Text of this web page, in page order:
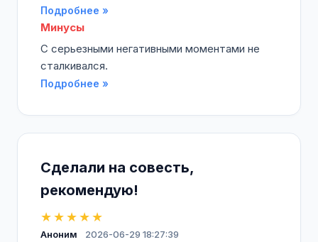
Подробнее »
Минусы
С серьезными негативными моментами не
сталкивался.
Подробнее »
Сделали на совесть,
рекомендую!
★★★★★
Аноним
2026-06-29 18:27:39